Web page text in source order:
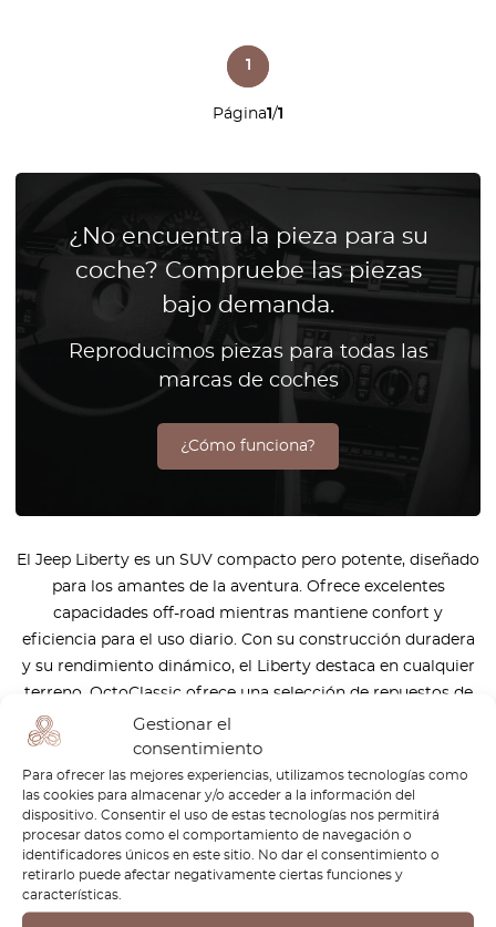
Gestionar el
consentimiento
Para ofrecer las mejores experiencias, utilizamos tecnologías como
las cookies para almacenar y/o acceder a la información del
dispositivo. Consentir el uso de estas tecnologías nos permitirá
procesar datos como el comportamiento de navegación o
identificadores únicos en este sitio. No dar el consentimiento o
retirarlo puede afectar negativamente ciertas funciones y
características.
Página1/1
1
¿No encuentra la pieza para su
coche? Compruebe las piezas
bajo demanda.
Reproducimos piezas para todas las
marcas de coches
¿Cómo funciona?
El Jeep Liberty es un SUV compacto pero potente, diseñado
para los amantes de la aventura. Ofrece excelentes
capacidades off-road mientras mantiene confort y
eficiencia para el uso diario. Con su construcción duradera
y su rendimiento dinámico, el Liberty destaca en cualquier
terreno. OctoClassic ofrece una selección de repuestos de
alta calidad para mantener la fuerza de tu Liberty,
asegurando que siga siendo fiable y listo para tu próxima
aventura, ya sea en carreteras pavimentadas o terrenos
difíciles.